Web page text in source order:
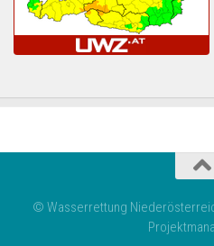
© Wasserrettung